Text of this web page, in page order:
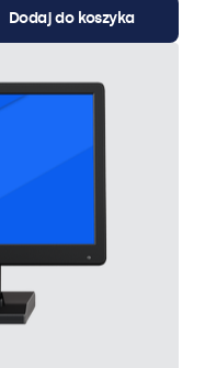
Dodaj do koszyka